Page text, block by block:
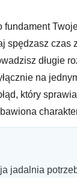
fundament
spędzasz czas
długie
na
który
jadalnia